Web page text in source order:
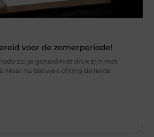
voor de zomerperiode!
zal je geheid niet druk zijn met
Maar nu dat we richting de lente